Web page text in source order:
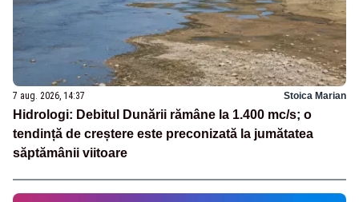
7 aug. 2026, 14:37 Stoica Marian
Hidrologi: Debitul Dunării rămâne la 1.400 mc/s; o
tendință de creștere este preconizată la jumătatea
săptămânii viitoare